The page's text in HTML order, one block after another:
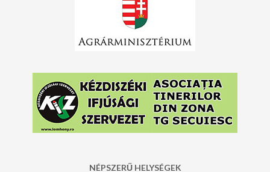
NÉPSZERŰ HELYSÉGEK